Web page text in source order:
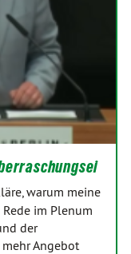
warum meine
im Plenum
der
Angebot